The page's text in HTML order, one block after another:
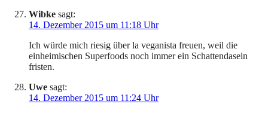
Wibke sagt:
14. Dezember 2015 um 11:18 Uhr
Ich würde mich riesig über la veganista freuen, weil die
einheimischen Superfoods noch immer ein Schattendasein
fristen.
Uwe sagt:
14. Dezember 2015 um 11:24 Uhr